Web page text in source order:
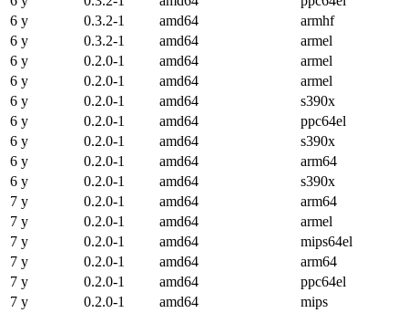
6 y
0.3.2-1 amd64
armhf
6 y
0.3.2-1 amd64
armel
6 y
0.2.0-1 amd64
armel
6 y
0.2.0-1 amd64
armel
6 y
0.2.0-1 amd64
s390x
6 y
0.2.0-1 amd64
ppc64el
6 y
0.2.0-1 amd64
s390x
6 y
0.2.0-1 amd64
arm64
6 y
0.2.0-1 amd64
s390x
7 y
0.2.0-1 amd64
arm64
7 y
0.2.0-1 amd64
armel
7 y
0.2.0-1 amd64
mips64el
7 y
0.2.0-1 amd64
arm64
7 y
0.2.0-1 amd64
ppc64el
7 y
0.2.0-1 amd64
mips